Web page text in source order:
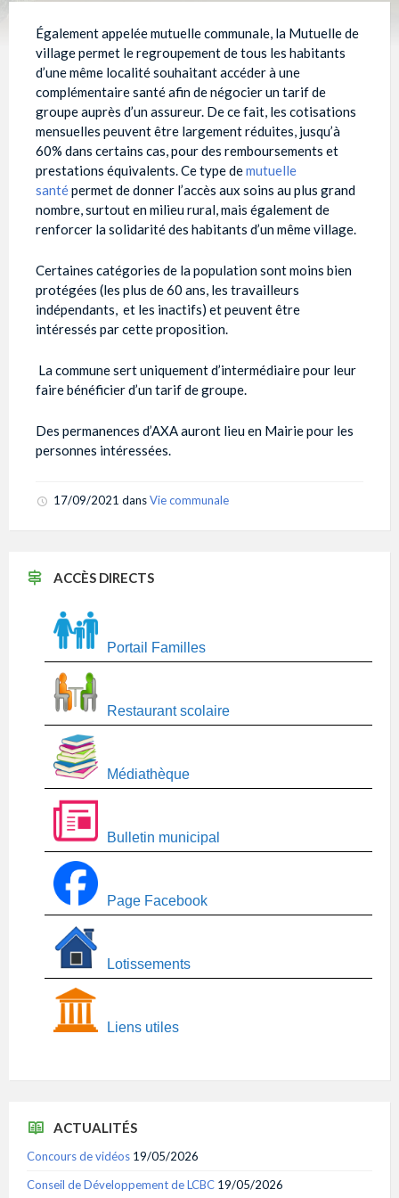
Également appelée mutuelle communale, la Mutuelle de
village permet le regroupement de tous les habitants
d’une même localité souhaitant accéder à une
complémentaire santé afin de négocier un tarif de
groupe auprès d’un assureur. De ce fait, les cotisations
mensuelles peuvent être largement réduites, jusqu’à
60% dans certains cas, pour des remboursements et
prestations équivalents. Ce type demutuelle
santépermet de donner l’accès aux soins au plus grand
nombre, surtout en milieu rural, mais également de
renforcer la solidarité des habitants d’un même village.
Certaines catégories de la population sont moins bien
protégées (les plus de 60 ans, les travailleurs
indépendants, et les inactifs) et peuvent être
intéressés par cette proposition.
La commune sert uniquement d’intermédiaire pour leur
faire bénéficier d’un tarif de groupe.
Des permanences d’AXA auront lieu en Mairie pour les
personnes intéressées.
17/09/2021 dansVie communale
ACCÈS DIRECTS
Portail Familles
Restaurant scolaire
Médiathèque
Bulletin municipal
Page Facebook
Lotissements
Liens utiles
ACTUALITÉS
Concours de vidéos 19/05/2026
Conseil de Développement de LCBC 19/05/2026